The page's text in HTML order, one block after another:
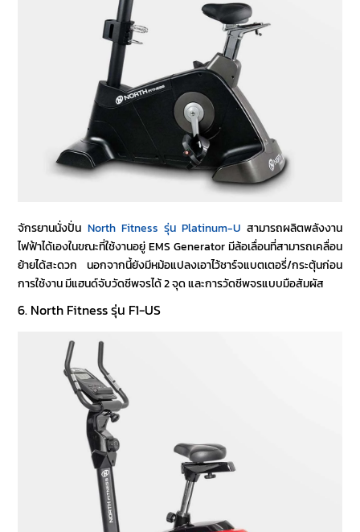
จักรยานนั่งปั่น North Fitness รุ่น Platinum-U สามารถผลิตพลังงาน
ไฟฟ้าได้เองในขณะที่ใช้งานอยู่ EMS Generator มีล้อเลื่อนที่สามารถเคลื่อน
ย้ายได้สะดวก นอกจากนี้ยังมีหม้อแปลงเอาไว้ชาร์จแบตเตอรี่/กระตุ้นก่อน
การใช้งาน มีแฮนด์จับวัดชีพจรได้ 2 จุด และการวัดชีพจรแบบมือสัมผัส
6. North Fitness รุ่น F1-US